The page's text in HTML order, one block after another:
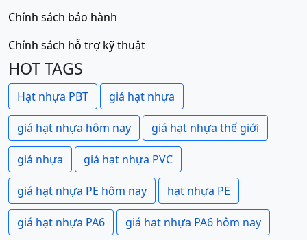
Chính sách bảo hành
Chính sách hỗ trợ kỹ thuật
HOT TAGS
Hạt nhựa PBT giá hạt nhựa
giá hạt nhựa hôm nay giá hạt nhựa thế giới
giá nhựa giá hạt nhựa PVC
giá hạt nhựa PE hôm nay hạt nhựa PE
giá hạt nhựa PA6 giá hạt nhựa PA6 hôm nay